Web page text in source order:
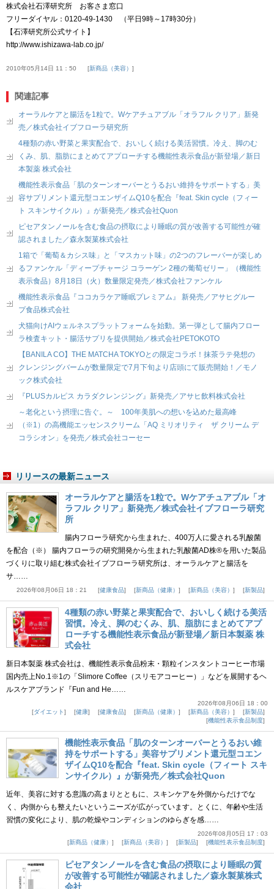
株式会社石澤研究所 お客さま窓口
フリーダイヤル：0120-49-1430 （平日9時～17時30分）
【石澤研究所公式サイト】
http://www.ishizawa-lab.co.jp/
2010年05月14日 11：50 新商品（美容）
関連記事
オーラルケアと腸活を1粒で。Wケアチュアブル「オラフル クリア」新発
売／株式会社イブフローラ研究所
4種類の赤い野菜と果実配合で、おいしく続ける美活習慣。冷え、脚のむ
くみ、肌、脂肪にまとめてアプローチする機能性表示食品が新登場／新日
本製薬 株式会社
機能性表示食品「肌のターンオーバーとうるおい維持をサポートする」美
容サプリメント還元型コエンザイムQ10を配合『feat. Skin cycle（フィー
ト スキンサイクル）』が新発売／株式会社Quon
ピセアタンノールを含む食品の摂取により睡眠の質が改善する可能性が確
認されました／森永製菓株式会社
1箱で「葡萄＆カシス味」と「マスカット味」の2つのフレーバーが楽しめ
るファンケル「ディープチャージ コラーゲン 2種の葡萄ゼリー」（機能性
表示食品）8月18日（火）数量限定発売／株式会社ファンケル
機能性表示食品『ココカラケア睡眠プレミアム』 新発売／アサヒグルー
プ食品株式会社
犬猫向けAIウェルネスプラットフォームを始動。第一弾として腸内フロー
ラ検査キット・腸活サプリを提供開始／株式会社PETOKOTO
【BANILA CO】THE MATCHA TOKYOとの限定コラボ！抹茶ラテ発想の
クレンジングバームが数量限定で7月下旬より店頭にて販売開始！／モノ
ック株式会社
『PLUSカルピス カラダクレンジング』新発売／アサヒ飲料株式会社
～老化という摂理に告ぐ。～ 100年美肌への想いを込めた最高峰
（※1）の高機能エッセンスクリーム「AQ ミリオリティ ザ クリーム デ
コラシオン」を発売／株式会社コーセー
リリースの最新ニュース
オーラルケアと腸活を1粒で。Wケアチュアブル「オ
ラフル クリア」新発売／株式会社イブフローラ研究
所
腸内フローラ研究から生まれた、400万人に愛される乳酸菌
を配合（※） 腸内フローラの研究開発から生まれた乳酸菌AD株®を用いた製品
づくりに取り組む株式会社イブフローラ研究所は、オーラルケアと腸活を
サ……
2026年08月06日 18：21 健康食品 新商品（健康） 新商品（美容） 新製品
4種類の赤い野菜と果実配合で、おいしく続ける美活
習慣。冷え、脚のむくみ、肌、脂肪にまとめてアプ
ローチする機能性表示食品が新登場／新日本製薬 株
式会社
新日本製薬 株式会社は、機能性表示食品粉末・顆粒インスタントコーヒー市場
国内売上No.1※1の「Slimore Coffee（スリモアコーヒー）」などを展開するヘ
ルスケアブランド『Fun and He……
2026年08月06日 18：00
ダイエット
健康 健康食品 新商品（健康） 新商品（美容）
新製品
機能性表示食品制度
機能性表示食品「肌のターンオーバーとうるおい維
持をサポートする」美容サプリメント還元型コエン
ザイムQ10を配合『feat. Skin cycle（フィート スキ
ンサイクル）』が新発売／株式会社Quon
近年、美容に対する意識の高まりとともに、スキンケアを外側からだけでな
く、内側からも整えたいというニーズが広がっています。とくに、年齢や生活
習慣の変化により、肌の乾燥やコンディションのゆらぎを感……
2026年08月05日 17：03
新商品（健康）
新商品（美容） 新製品 機能性表示食品制度
ピセアタンノールを含む食品の摂取により睡眠の質
が改善する可能性が確認されました／森永製菓株式
会社